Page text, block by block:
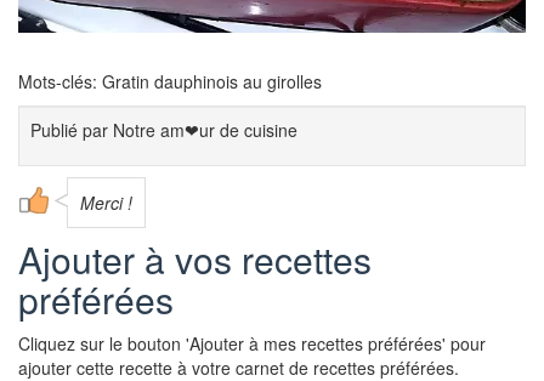
Mots-clés: Gratin dauphinois au girolles
Publié par Notre am❤ur de cuisine
Merci !
Ajouter à vos recettes
préférées
Cliquez sur le bouton 'Ajouter à mes recettes préférées' pour
ajouter cette recette à votre carnet de recettes préférées.